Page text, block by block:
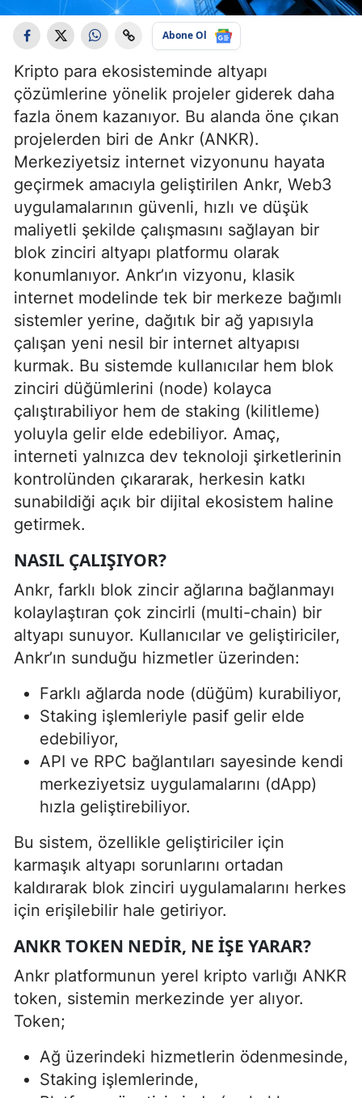
Abone Ol
Kripto para ekosisteminde altyapı
çözümlerine yönelik projeler giderek daha
fazla önem kazanıyor. Bu alanda öne çıkan
projelerden biri de Ankr (ANKR).
Merkeziyetsiz internet vizyonunu hayata
geçirmek amacıyla geliştirilen Ankr, Web3
uygulamalarının güvenli, hızlı ve düşük
maliyetli şekilde çalışmasını sağlayan bir
blok zinciri altyapı platformu olarak
konumlanıyor. Ankr’ın vizyonu, klasik
internet modelinde tek bir merkeze bağımlı
sistemler yerine, dağıtık bir ağ yapısıyla
çalışan yeni nesil bir internet altyapısı
kurmak. Bu sistemde kullanıcılar hem blok
zinciri düğümlerini (node) kolayca
çalıştırabiliyor hem de staking (kilitleme)
yoluyla gelir elde edebiliyor. Amaç,
interneti yalnızca dev teknoloji şirketlerinin
kontrolünden çıkararak, herkesin katkı
sunabildiği açık bir dijital ekosistem haline
getirmek.
NASIL ÇALIŞIYOR?
Ankr, farklı blok zincir ağlarına bağlanmayı
kolaylaştıran çok zincirli (multi-chain) bir
altyapı sunuyor. Kullanıcılar ve geliştiriciler,
Ankr’ın sunduğu hizmetler üzerinden:
Farklı ağlarda node (düğüm) kurabiliyor,
Staking işlemleriyle pasif gelir elde
edebiliyor,
API ve RPC bağlantıları sayesinde kendi
merkeziyetsiz uygulamalarını (dApp)
hızla geliştirebiliyor.
Bu sistem, özellikle geliştiriciler için
karmaşık altyapı sorunlarını ortadan
kaldırarak blok zinciri uygulamalarını herkes
için erişilebilir hale getiriyor.
ANKR TOKEN NEDIR, NE İŞE YARAR?
Ankr platformunun yerel kripto varlığı ANKR
token, sistemin merkezinde yer alıyor.
Token;
Ağ üzerindeki hizmetlerin ödenmesinde,
Staking işlemlerinde,